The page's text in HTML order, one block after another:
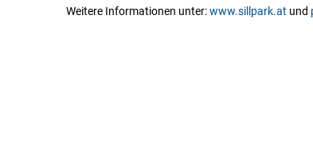
Weitere Informationen unter:www.sillpark.at und